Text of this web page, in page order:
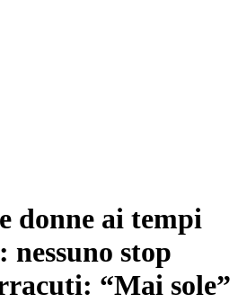
donne ai tempi
nessuno stop
“Mai sole”